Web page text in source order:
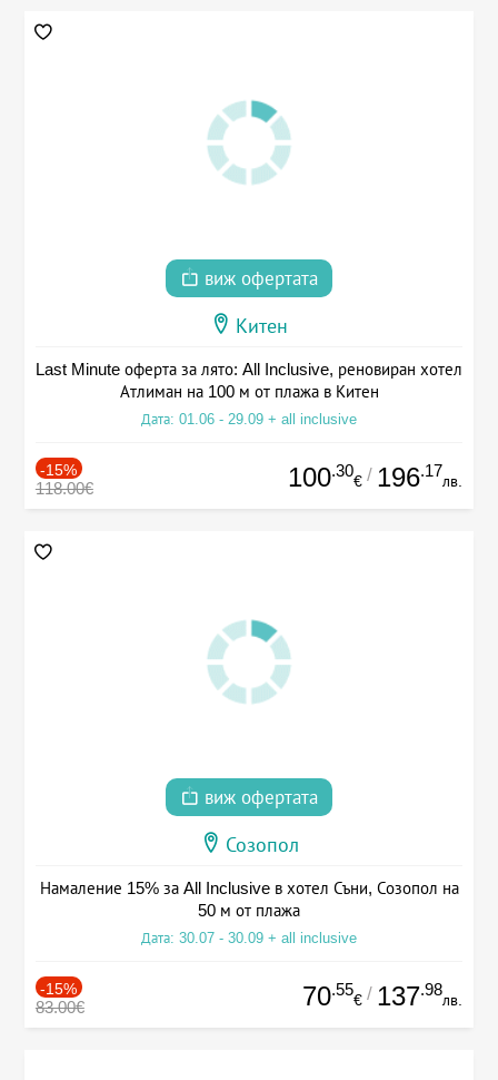
виж офертата
Китен
Last Minute оферта за лято: All Inclusive, реновиран хотел
Атлиман на 100 м от плажа в Китен
Дата: 01.06 - 29.09 + all inclusive
-15%
118.00€ 100.30
€ / 196.17
лв.
виж офертата
Созопол
Намаление 15% за All Inclusive в хотел Съни, Созопол на
50 м от плажа
Дата: 30.07 - 30.09 + all inclusive
-15%
83.00€ 70.55
€ / 137.98
лв.